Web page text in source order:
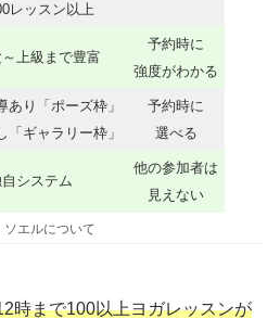
レッスン以上
上級まで豊富
予約時に
強度がわかる
あり「ポーズ枠」
「ギャラリー枠」
予約時に
選べる
システム
他の参加者は
見えない
ソエルについて
時まで100以上ヨガレッスンが